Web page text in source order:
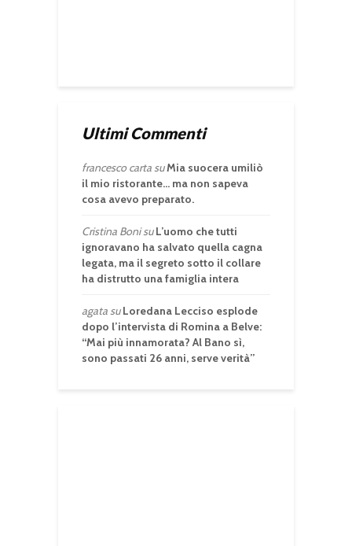
Ultimi Commenti
francesco carta suMia suocera umiliò
il mio ristorante… ma non sapeva
cosa avevo preparato.
Cristina BonisuL’uomo che tutti
ignoravano ha salvato quella cagna
legata, ma il segreto sotto il collare
ha distrutto una famiglia intera
agata suLoredana Lecciso esplode
dopo l’intervista di Romina a Belve:
“Mai più innamorata? Al Bano sì,
sono passati 26 anni, serve verità”